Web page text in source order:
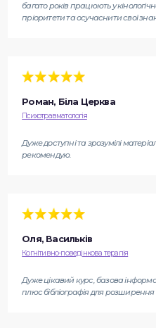
багато років працюють у
пріоритети та осучаснити свої
Роман, Біла Церква
Психотравматологія
Дуже доступні та зрозумілі
рекомендую.
Оля, Васильків
Когнітивно-поведінкова терапія
Дуже цікавий курс, базова
плюс бібліографія для